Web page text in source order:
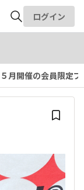
検索
ログイン
５月開催の会員限定